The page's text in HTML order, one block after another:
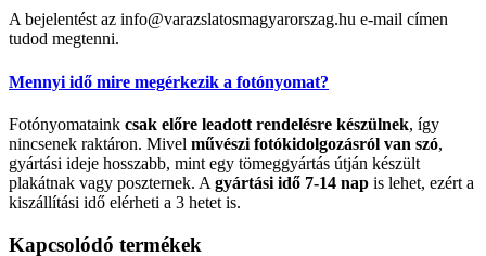
A bejelentést az info@varazslatosmagyarorszag.hu e-mail címen
tudod megtenni.
Mennyi idő mire megérkezik a fotónyomat?
Fotónyomataink csak előre leadott rendelésre készülnek, így
nincsenek raktáron. Mivel művészi fotókidolgozásról van szó,
gyártási ideje hosszabb, mint egy tömeggyártás útján készült
plakátnak vagy poszternek. A gyártási idő 7-14 nap is lehet, ezért a
kiszállítási idő elérheti a 3 hetet is.
Kapcsolódó termékek